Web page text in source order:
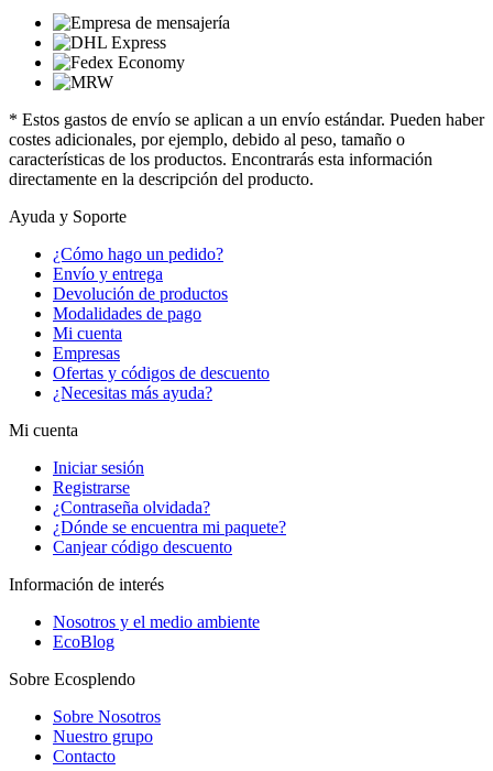
* Estos gastos de envío se aplican a un envío estándar. Pueden haber
costes adicionales, por ejemplo, debido al peso, tamaño o
características de los productos. Encontrarás esta información
directamente en la descripción del producto.
Ayuda y Soporte
¿Cómo hago un pedido?
Envío y entrega
Devolución de productos
Modalidades de pago
Mi cuenta
Empresas
Ofertas y códigos de descuento
¿Necesitas más ayuda?
Mi cuenta
Iniciar sesión
Registrarse
¿Contraseña olvidada?
¿Dónde se encuentra mi paquete?
Canjear código descuento
Información de interés
Nosotros y el medio ambiente
EcoBlog
Sobre Ecosplendo
Sobre Nosotros
Nuestro grupo
Contacto